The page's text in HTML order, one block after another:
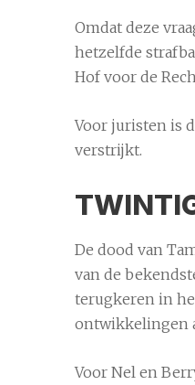
Omdat deze
hetzelfde
Hof voor de
Voor juristen is
verstrijkt.
De dood van
van de
terugkeren in
ontwikkelingen
Voor Nel en